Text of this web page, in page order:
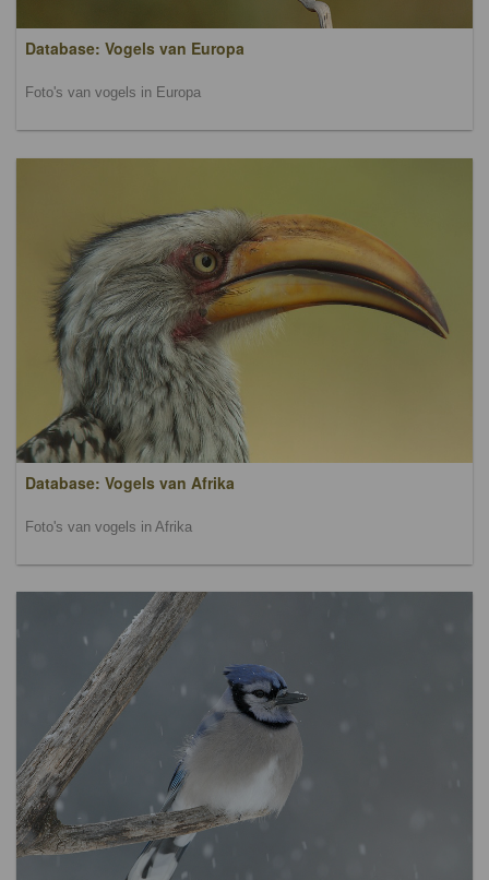
Database: Vogels van Europa
Foto's van vogels in Europa
Database: Vogels van Afrika
Foto's van vogels in Afrika